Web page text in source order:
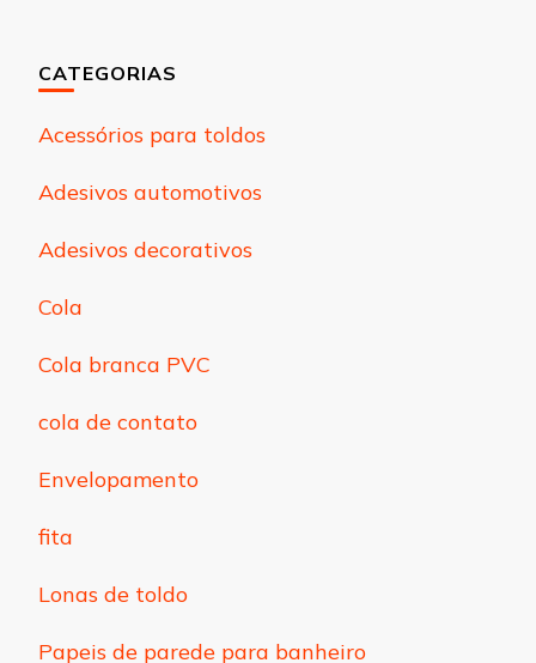
CATEGORIAS
Acessórios para toldos
Adesivos automotivos
Adesivos decorativos
Cola
Cola branca PVC
cola de contato
Envelopamento
fita
Lonas de toldo
Papeis de parede para banheiro